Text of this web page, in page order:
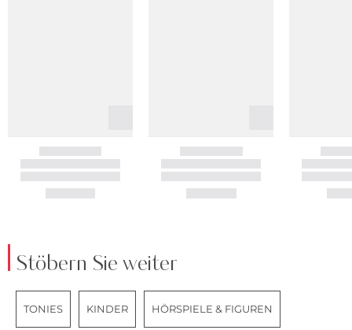
Stöbern Sie weiter
TONIES KINDER HÖRSPIELE & FIGUREN